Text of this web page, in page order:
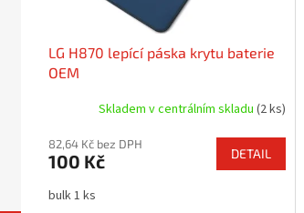
LG H870 lepící páska krytu baterie
OEM
Skladem v centrálním skladu (2 ks)
82,64 Kč bez DPH
100 Kč DETAIL
bulk 1 ks